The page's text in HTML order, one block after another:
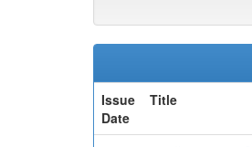
Issue
Date
Title